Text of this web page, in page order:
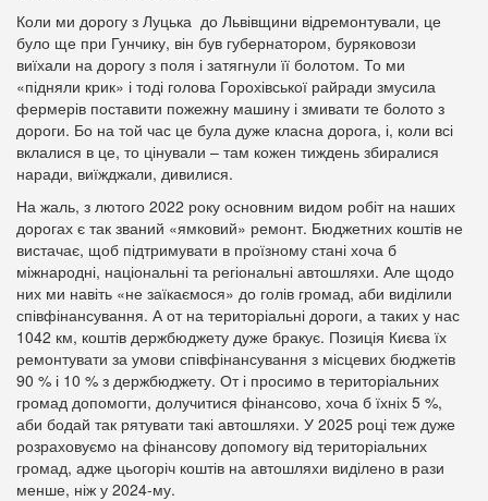
Коли ми дорогу з Луцька до Львівщини відремонтували, це
було ще при Гунчику, він був губернатором, буряковози
виїхали на дорогу з поля і затягнули її болотом. То ми
«підняли крик» і тоді голова Горохівської райради змусила
фермерів поставити пожежну машину і змивати те болото з
дороги. Бо на той час це була дуже класна дорога, і, коли всі
вклалися в це, то цінували – там кожен тиждень збиралися
наради, виїжджали, дивилися.
На жаль, з лютого 2022 року основним видом робіт на наших
дорогах є так званий «ямковий» ремонт. Бюджетних коштів не
вистачає, щоб підтримувати в проїзному стані хоча б
міжнародні, національні та регіональні автошляхи. Але щодо
них ми навіть «не заїкаємося» до голів громад, аби виділили
співфінансування. А от на територіальні дороги, а таких у нас
1042 км, коштів держбюджету дуже бракує. Позиція Києва їх
ремонтувати за умови співфінансування з місцевих бюджетів
90 % і 10 % з держбюджету. От і просимо в територіальних
громад допомогти, долучитися фінансово, хоча б їхніх 5 %,
аби бодай так рятувати такі автошляхи. У 2025 році теж дуже
розраховуємо на фінансову допомогу від територіальних
громад, адже цьогоріч коштів на автошляхи виділено в рази
менше, ніж у 2024-му.